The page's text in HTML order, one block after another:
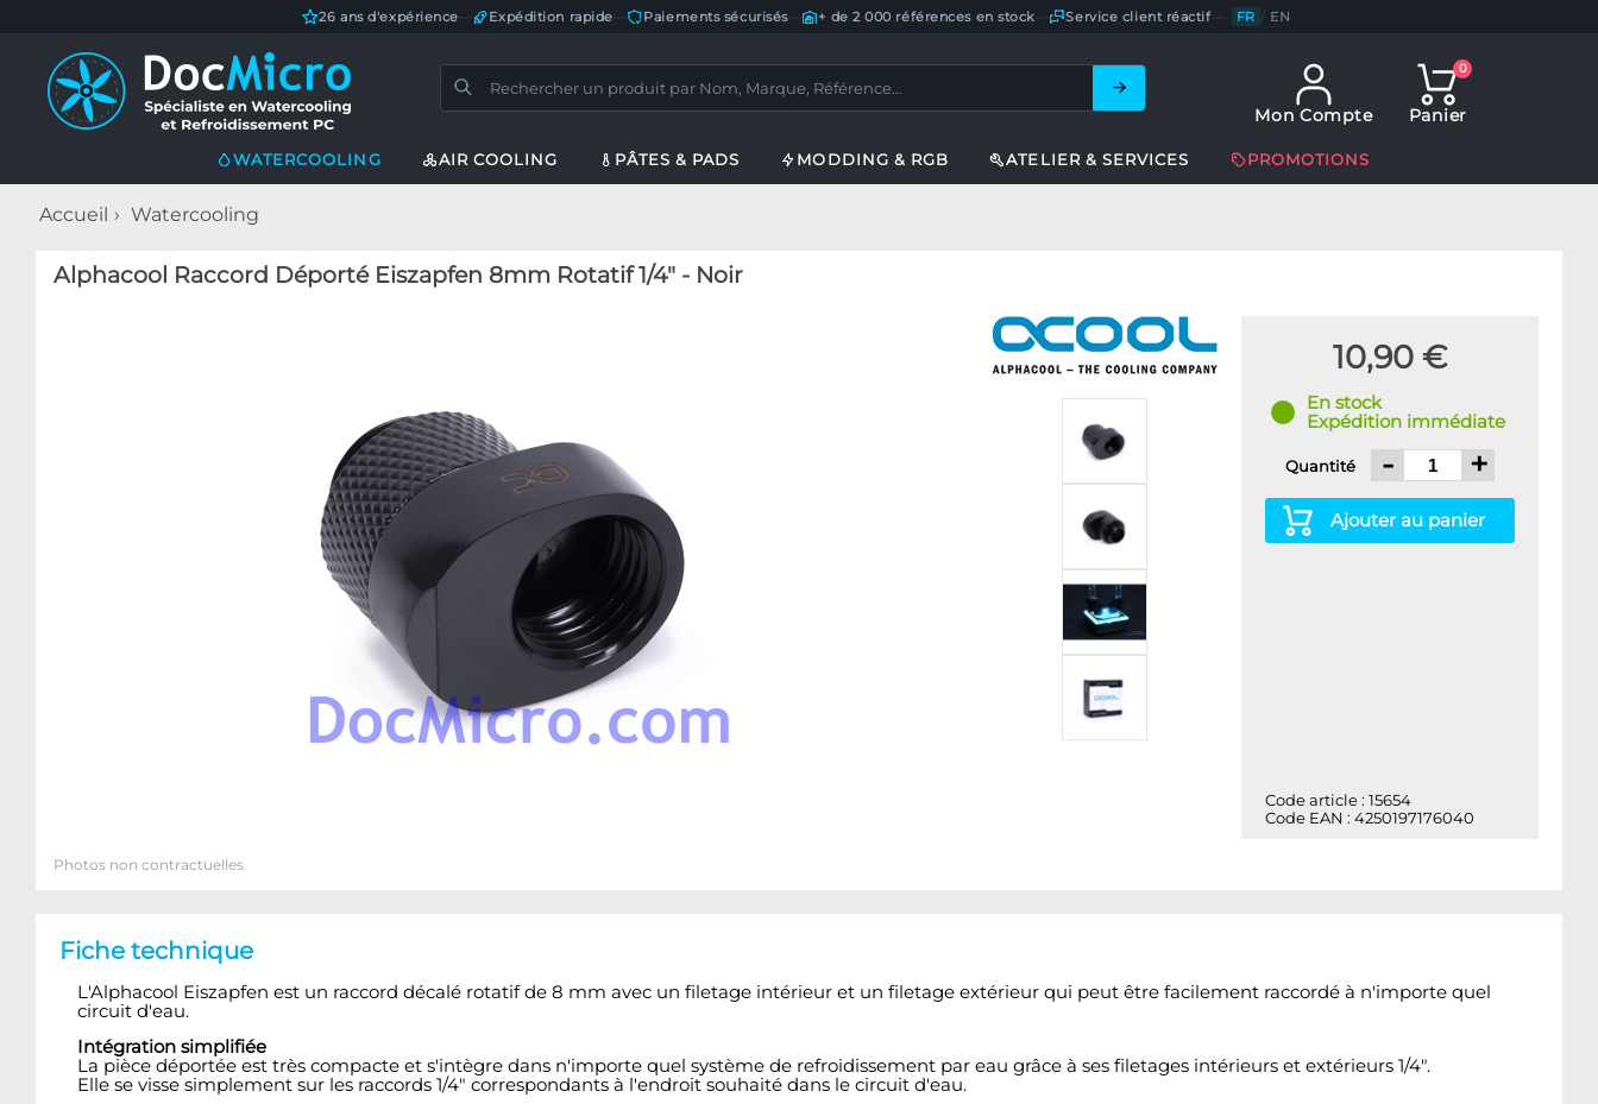
26 ans d'expérience Expédition rapide Paiements sécurisés— + de 2 000 références en stock Service client réactif— FR / EN
Mon Compte
0
Panier
WATERCOOLING AIR COOLING PÂTES & PADS MODDING & RGB ATELIER & SERVICES PROMOTIONS
Accueil Watercooling
Alphacool Raccord Déporté Eiszapfen 8mm Rotatif 1/4" - Noir
10,90 €
En stock
Expédition immédiate
Quantité - +
Ajouter au panier
Code article : 15654
Code EAN : 4250197176040
Photos non contractuelles
Fiche technique
L'Alphacool Eiszapfen est un raccord décalé rotatif de 8 mm avec un filetage intérieur et un filetage extérieur qui peut être facilement raccordé à n'importe quel
circuit d'eau.
Intégration simplifiée
La pièce déportée est très compacte et s'intègre dans n'importe quel système de refroidissement par eau grâce à ses filetages intérieurs et extérieurs 1/4".
Elle se visse simplement sur les raccords 1/4" correspondants à l'endroit souhaité dans le circuit d'eau.